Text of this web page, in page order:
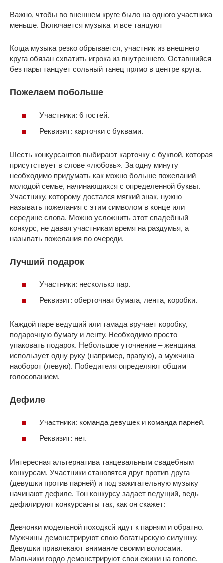
Важно, чтобы во внешнем круге было на одного участника
меньше. Включается музыка, и все танцуют
Когда музыка резко обрывается, участник из внешнего
круга обязан схватить игрока из внутреннего. Оставшийся
без пары танцует сольный танец прямо в центре круга.
Пожелаем побольше
Участники: 6 гостей.
Реквизит: карточки с буквами.
Шесть конкурсантов выбирают карточку с буквой, которая
присутствует в слове «любовь». За одну минуту
необходимо придумать как можно больше пожеланий
молодой семье, начинающихся с определенной буквы.
Участнику, которому достался мягкий знак, нужно
называть пожелания с этим символом в конце или
середине слова. Можно усложнить этот свадебный
конкурс, не давая участникам время на раздумья, а
называть пожелания по очереди.
Лучший подарок
Участники: несколько пар.
Реквизит: оберточная бумага, лента, коробки.
Каждой паре ведущий или тамада вручает коробку,
подарочную бумагу и ленту. Необходимо просто
упаковать подарок. Небольшое уточнение – женщина
использует одну руку (например, правую), а мужчина
наоборот (левую). Победителя определяют общим
голосованием.
Дефиле
Участники: команда девушек и команда парней.
Реквизит: нет.
Интересная альтернатива танцевальным свадебным
конкурсам. Участники становятся друг против друга
(девушки против парней) и под зажигательную музыку
начинают дефиле. Тон конкурсу задает ведущий, ведь
дефилируют конкурсанты так, как он скажет:
Девчонки модельной походкой идут к парням и обратно.
Мужчины демонстрируют свою богатырскую силушку.
Девушки привлекают внимание своими волосами.
Мальчики гордо демонстрируют свои ежики на голове.